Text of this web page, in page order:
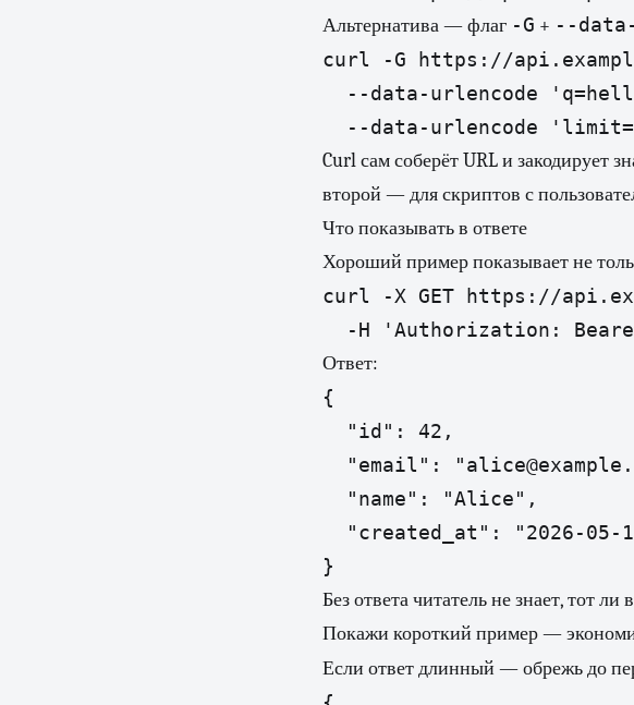
Альтернатива — флаг -G + --
curl -G https://
--data-urlencode
Curl сам соберёт URL и закодирует
второй — для скриптов с
Что показывать в ответе
Хороший пример показывает не
curl -X GET https://
Ответ:
{
  "id": 42,
"email":
  "name": "Alice",
"created_at": "2026-05-
Без ответа читатель не знает, тот
Покажи короткий пример —
Если ответ длинный — обрежь до